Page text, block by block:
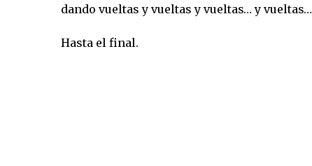
dando vueltas y vueltas y vueltas… y vueltas…
Hasta el final.